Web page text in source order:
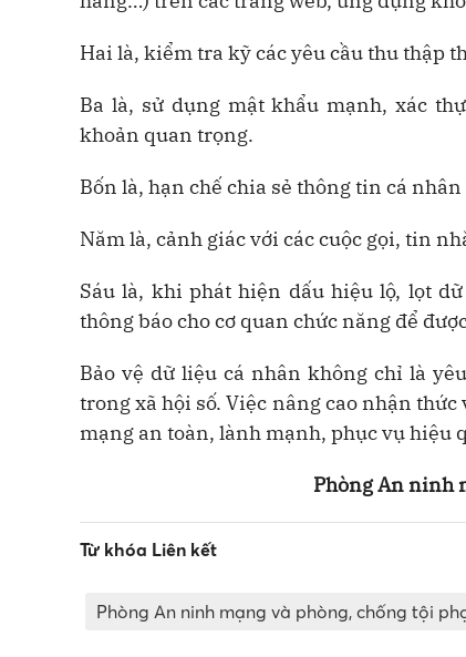
Hai là, kiểm tra kỹ các yêu cầu thu thập
Ba là, sử dụng mật khẩu mạnh, xác
khoản quan trọng.
Bốn là, hạn chế chia sẻ thông tin cá
Năm là, cảnh giác với các cuộc gọi, tin
Sáu là, khi phát hiện dấu hiệu lộ, lọt
thông báo cho cơ quan chức năng để
Bảo vệ dữ liệu cá nhân không chỉ là
trong xã hội số. Việc nâng cao nhận
mạng an toàn, lành mạnh, phục vụ hiệu
Phòng An ninh
Từ khóa Liên kết
Phòng An ninh mạng và phòng, chống tội